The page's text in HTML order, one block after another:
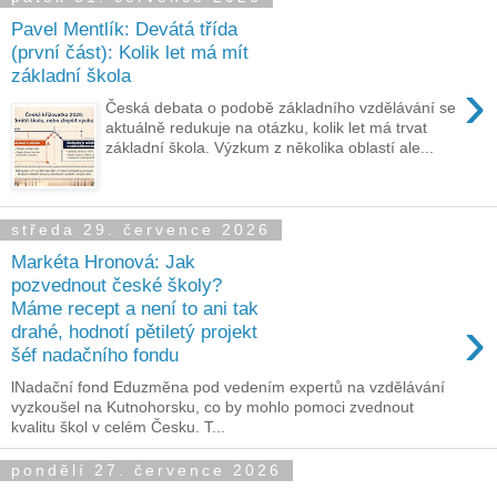
Pavel Mentlík: Devátá třída
(první část): Kolik let má mít
základní škola
›
Česká debata o podobě základního vzdělávání se
aktuálně redukuje na otázku, kolik let má trvat
základní škola. Výzkum z několika oblastí ale...
středa 29. července 2026
Markéta Hronová: Jak
pozvednout české školy?
Máme recept a není to ani tak
drahé, hodnotí pětiletý projekt
šéf nadačního fondu
›
lNadační fond Eduzměna pod vedením expertů na vzdělávání
vyzkoušel na Kutnohorsku, co by mohlo pomoci zvednout
kvalitu škol v celém Česku. T...
pondělí 27. července 2026